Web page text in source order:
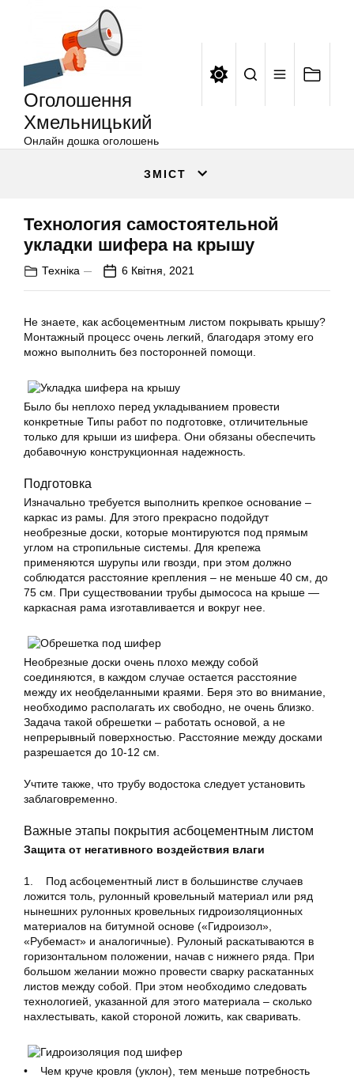
Оголошення
Хмельницький
Онлайн дошка оголошень
ЗМІСТ
Технология самостоятельной
укладки шифера на крышу
Техніка 6 Квітня, 2021
Не знаете, как асбоцементным листом покрывать крышу?
Монтажный процесс очень легкий, благодаря этому его
можно выполнить без посторонней помощи.
Было бы неплохо перед укладыванием провести
конкретные Типы работ по подготовке, отличительные
только для крыши из шифера. Они обязаны обеспечить
добавочную конструкционная надежность.
Подготовка
Изначально требуется выполнить крепкое основание –
каркас из рамы. Для этого прекрасно подойдут
необрезные доски, которые монтируются под прямым
углом на стропильные системы. Для крепежа
применяются шурупы или гвозди, при этом должно
соблюдатся расстояние крепления – не меньше 40 см, до
75 см. При существовании трубы дымососа на крыше —
каркасная рама изготавливается и вокруг нее.
Необрезные доски очень плохо между собой
соединяются, в каждом случае остается расстояние
между их необделанными краями. Беря это во внимание,
необходимо располагать их свободно, не очень близко.
Задача такой обрешетки – работать основой, а не
непрерывный поверхностью. Расстояние между досками
разрешается до 10-12 см.
Учтите также, что трубу водостока следует установить
заблаговременно.
Важные этапы покрытия асбоцементным листом
Защита от негативного воздействия влаги
1. Под асбоцементный лист в большинстве случаев
ложится толь, рулонный кровельный материал или ряд
нынешних рулонных кровельных гидроизоляционных
материалов на битумной основе («Гидроизол»,
«Рубемаст» и аналогичные). Рулоный раскатываются в
горизонтальном положении, начав с нижнего ряда. При
большом желании можно провести сварку раскатанных
листов между собой. При этом необходимо следовать
технологией, указанной для этого материала – сколько
нахлестывать, какой стороной ложить, как сваривать.
• Чем круче кровля (уклон), тем меньше потребность